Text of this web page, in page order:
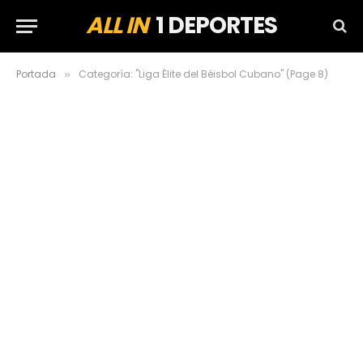
ALL IN1 DEPORTES
Portada » Categoría: "Liga Élite del Béisbol Cubano" (Page 8)